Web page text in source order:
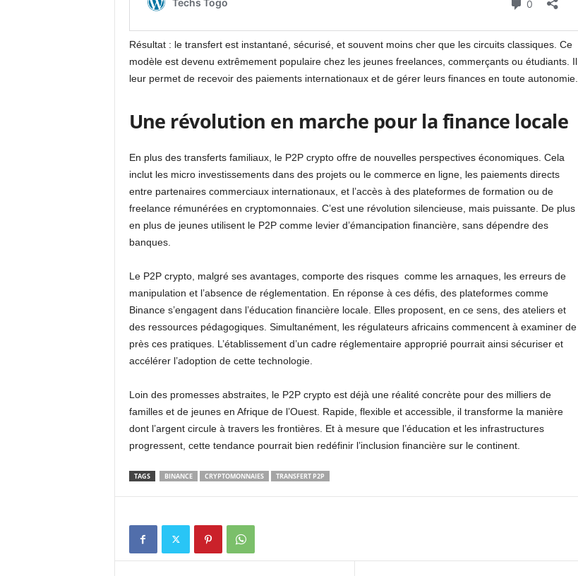
Résultat : le transfert est instantané, sécurisé, et souvent moins cher que les circuits classiques. Ce
modèle est devenu extrêmement populaire chez les jeunes freelances, commerçants ou étudiants. Il
leur permet de recevoir des paiements internationaux et de gérer leurs finances en toute autonomie.
Une révolution en marche pour la finance locale
En plus des transferts familiaux, le P2P crypto offre de nouvelles perspectives économiques. Cela
inclut les micro investissements dans des projets ou le commerce en ligne, les paiements directs
entre partenaires commerciaux internationaux, et l’accès à des plateformes de formation ou de
freelance rémunérées en cryptomonnaies. C’est une révolution silencieuse, mais puissante. De plus
en plus de jeunes utilisent le P2P comme levier d’émancipation financière, sans dépendre des
banques.
Le P2P crypto, malgré ses avantages, comporte des risques comme les arnaques, les erreurs de
manipulation et l’absence de réglementation. En réponse à ces défis, des plateformes comme
Binance s’engagent dans l’éducation financière locale. Elles proposent, en ce sens, des ateliers et
des ressources pédagogiques. Simultanément, les régulateurs africains commencent à examiner de
près ces pratiques. L’établissement d’un cadre réglementaire approprié pourrait ainsi sécuriser et
accélérer l’adoption de cette technologie.
Loin des promesses abstraites, le P2P crypto est déjà une réalité concrète pour des milliers de
familles et de jeunes en Afrique de l’Ouest. Rapide, flexible et accessible, il transforme la manière
dont l’argent circule à travers les frontières. Et à mesure que l’éducation et les infrastructures
progressent, cette tendance pourrait bien redéfinir l’inclusion financière sur le continent.
TAGS BINANCE CRYPTOMONNAIES TRANSFERT P2P